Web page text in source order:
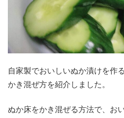
自家製でおいしいぬか漬けを作
かき混ぜ方を紹介しました。
ぬか床をかき混ぜる方法で、お